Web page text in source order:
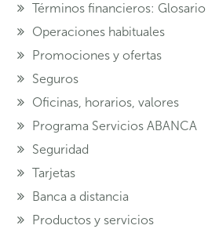
Términos financieros: Glosario
Operaciones habituales
Promociones y ofertas
Seguros
Oficinas, horarios, valores
Programa Servicios ABANCA
Seguridad
Tarjetas
Banca a distancia
Productos y servicios